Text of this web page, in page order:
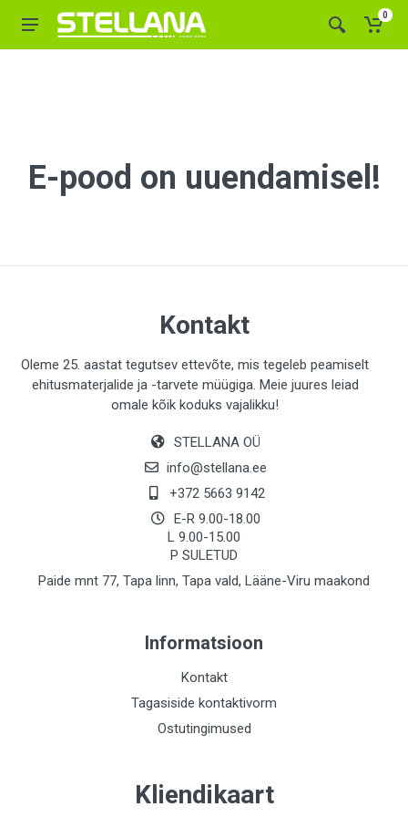
0
E-pood on uuendamisel!
Kontakt
Oleme 25. aastat tegutsev ettevõte, mis tegeleb peamiselt
ehitusmaterjalide ja -tarvete müügiga. Meie juures leiad
omale kõik koduks vajalikku!
STELLANA OÜ
info@stellana.ee
+372 5663 9142
E-R 9.00-18.00
L 9.00-15.00
P SULETUD
Paide mnt 77, Tapa linn, Tapa vald, Lääne-Viru maakond
Informatsioon
Kontakt
Tagasiside kontaktivorm
Ostutingimused
Kliendikaart